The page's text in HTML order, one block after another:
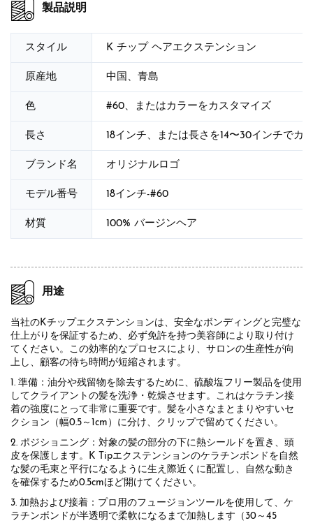
製品説明
スタイル K チップ ヘアエクステンション
原産地 中国、青島
色 #60、またはカラーをカスタマイズ
長さ 18インチ、または長さを14〜30インチでカ
ブランド名 オリジナルロゴ
モデル番号 18インチ-#60
材質 100% バージンヘア
用途
当社のKチップエクステンションは、安全なボンディングと完璧な
仕上がりを保証するため、必ず免許を持つ美容師により取り付け
てください。この効率的なプロセスにより、サロンの生産性が向
上し、顧客の待ち時間が短縮されます。
1. 準備：油分や残留物を除去するために、硫酸塩フリー製品を使用
してクライアントの髪を洗浄・乾燥させます。これはケラチン接
着の強度にとって非常に重要です。髪を小さなまとまりやすいセ
クション（幅0.5～1cm）に分け、クリップで留めてください。
2. ポジショニング：対象の髪の部分の下に熱シールドを置き、頭
皮を保護します。K Tipエクステンションのケラチンボンドを自然
な髪の毛束と平行になるように生え際近くに配置し、自然な動き
を確保するため0.5cmほど開けてください。
3. 加熱および接着：プロ用のフュージョンツールを使用して、ケ
ラチンボンドが半透明で柔軟になるまで加熱します（30～45